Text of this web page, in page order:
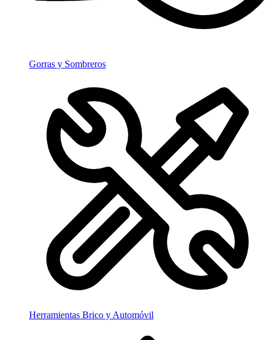
Gorras y Sombreros
Herramientas Brico y Automóvil